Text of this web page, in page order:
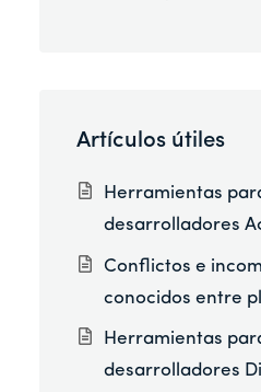
Artículos útiles
Herramientas
desarrolladores
Conflictos e
conocidos entre
Herramientas
desarrolladores